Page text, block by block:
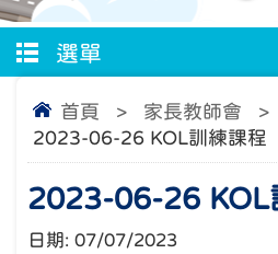
選單
首頁 > 家長教師會
>
2023-06-26 KOL訓練課程
2023-06-26 KOL
日期: 07/07/2023